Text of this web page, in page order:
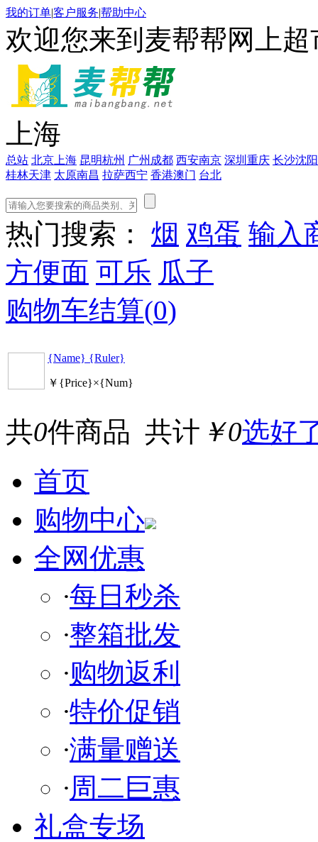
我的订单|客户服务|帮助中心
欢迎您来到麦帮帮网上
上海
总站 北京 上海 昆明杭州 广州 成都 西安南京 深圳 重庆 长沙沈阳
桂林天津 太原南昌 拉萨西宁 香港澳门 台北
热门搜索： 烟 鸡蛋 输入
方便面 可乐 瓜子
购物车结算(0)
{Name} {Ruler}
￥{Price}×{Num}
共0件商品 共计 ￥0选好
首页
购物中心
全网优惠
·每日秒杀
·整箱批发
·购物返利
·特价促销
·满量赠送
·周二巨惠
礼盒专场